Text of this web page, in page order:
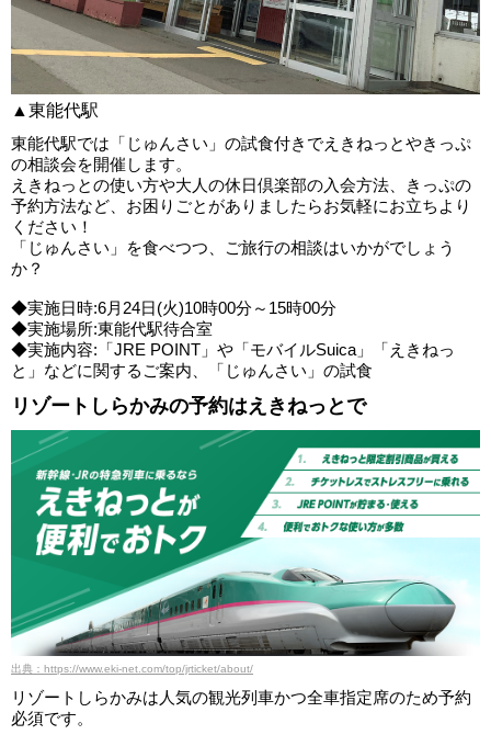
▲東能代駅
東能代駅では「じゅんさい」の試食付きでえきねっとやきっぷ
の相談会を開催します。
えきねっとの使い方や大人の休日倶楽部の入会方法、きっぷの
予約方法など、お困りごとがありましたらお気軽にお立ちより
ください！
「じゅんさい」を食べつつ、ご旅行の相談はいかがでしょう
か？
◆実施日時:6月24日(火)10時00分～15時00分
◆実施場所:東能代駅待合室
◆実施内容:「JRE POINT」や「モバイルSuica」「えきねっ
と」などに関するご案内、「じゅんさい」の試食
リゾートしらかみの予約はえきねっとで
出典：https://www.eki-net.com/top/jrticket/about/
リゾートしらかみは人気の観光列車かつ全車指定席のため予約
必須です。